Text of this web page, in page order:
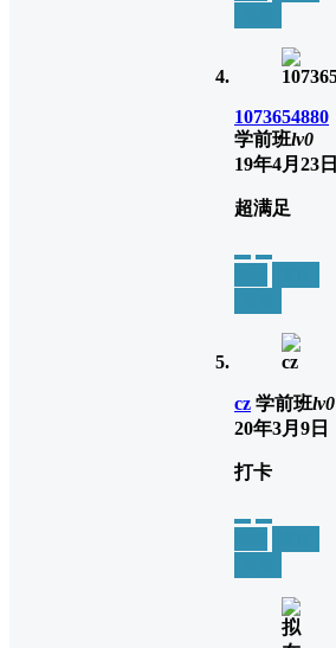
1073654880
学前班lv0
19年4月23日
超满足
cz 学前班lv0
20年3月9日
打卡